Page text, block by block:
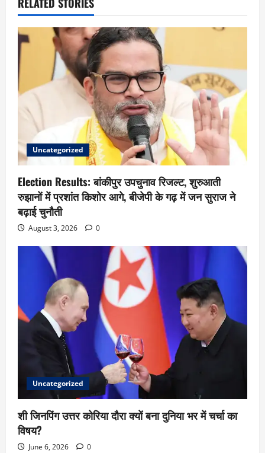
Uncategorized
Election Results: बांकीपुर उपचुनाव रिजल्ट, शुरुआती
रुझानों में प्रशांत किशोर आगे, बीजेपी के गढ़ में जन सुराज ने
बढ़ाई चुनौती
August 3, 2026 0
Uncategorized
शी जिनपिंग उत्तर कोरिया दौरा क्यों बना दुनिया भर में चर्चा का
विषय?
June 6, 2026 0